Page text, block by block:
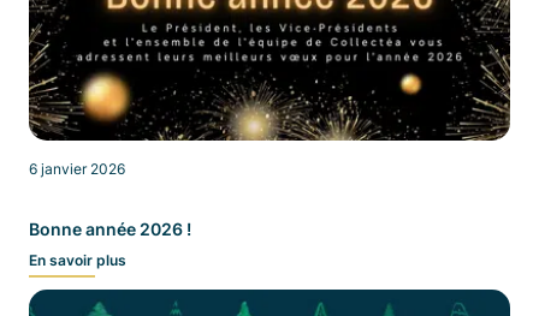
La collecte
Mon bac et mon composteur
Quel bac pour mon foyer ?
Le traitement
6 janvier 2026
Bonne année 2026 !
En savoir plus